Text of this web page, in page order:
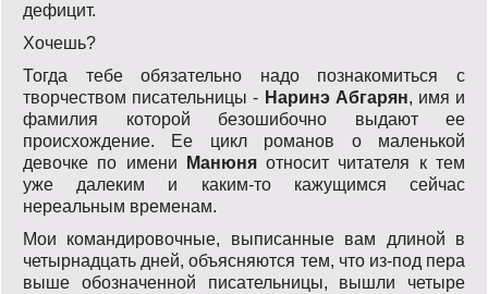
дефицит.
Хочешь?
Тогда тебе обязательно надо познакомиться с
творчеством писательницы - Наринэ Абгарян, имя и
фамилия которой безошибочно выдают ее
происхождение. Ее цикл романов о маленькой
девочке по имени
Манюняотносит читателя к тем
уже далеким и каким-то кажущимся сейчас
нереальным временам.
Мои командировочные, выписанные вам длиной в
четырнадцать дней, объясняются тем, что из-под пера
выше обозначенной писательницы, вышли четыре